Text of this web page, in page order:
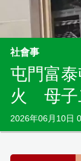
社會事
屯門富
火 母子
2026年06月10日